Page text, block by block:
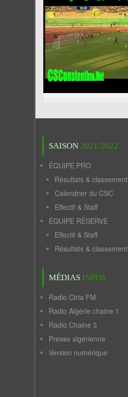
SAISON 2021/2022
ÉQUIPE PRO
Résultats & classement
Calendrier du CSC
Effectif & Staff
ÉQUIPE RÉSERVE
Effectif & Staff
Résultats & classement
MÉDIAS INFOS
Radio Cirta FM
Radio Algérie chaine 1
Radio Chaine 3
Presse algérienne
Version numérique